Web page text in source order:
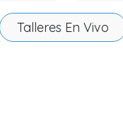
Talleres En Vivo